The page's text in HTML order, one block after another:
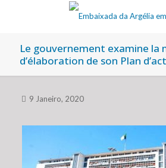
Le gouvernement examine la
d’élaboration de son Plan
9 Janeiro, 2020